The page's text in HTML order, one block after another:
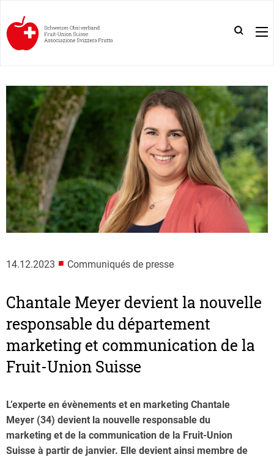
14.12.2023 ■ Communiqués de presse
Chantale Meyer devient la nouvelle
responsable du département
marketing et communication de la
Fruit-Union Suisse
L’experte en évènements et en marketing Chantale
Meyer (34) devient la nouvelle responsable du
marketing et de la communication de la Fruit-Union
Suisse à partir de janvier. Elle devient ainsi membre de